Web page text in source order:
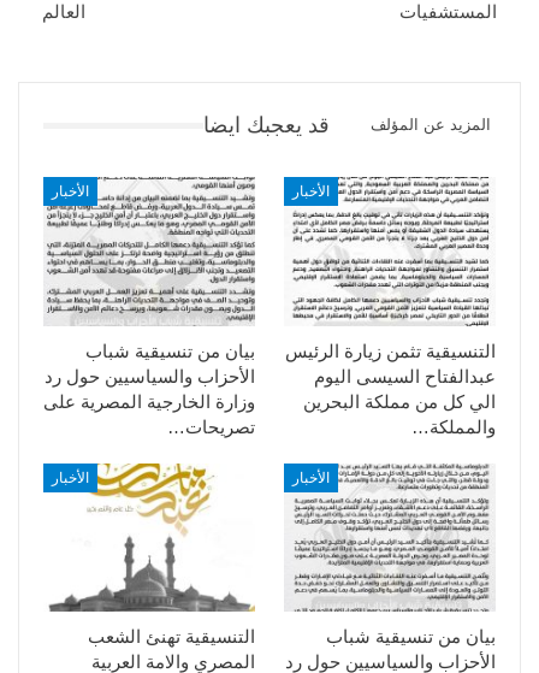
العالم
المستشفيات
قد يعجبك ايضا المزيد عن المؤلف
الأخبار
بيان من تنسيقية شباب
الأحزاب والسياسيين حول رد
وزارة الخارجية المصرية على
تصريحات…
الأخبار
التنسيقية تثمن زيارة الرئيس
عبدالفتاح السيسى اليوم
الي كل من مملكة البحرين
والمملكة…
الأخبار
التنسيقية تهنئ الشعب
المصري والامة العربية
الأخبار
بيان من تنسيقية شباب
الأحزاب والسياسيين حول رد